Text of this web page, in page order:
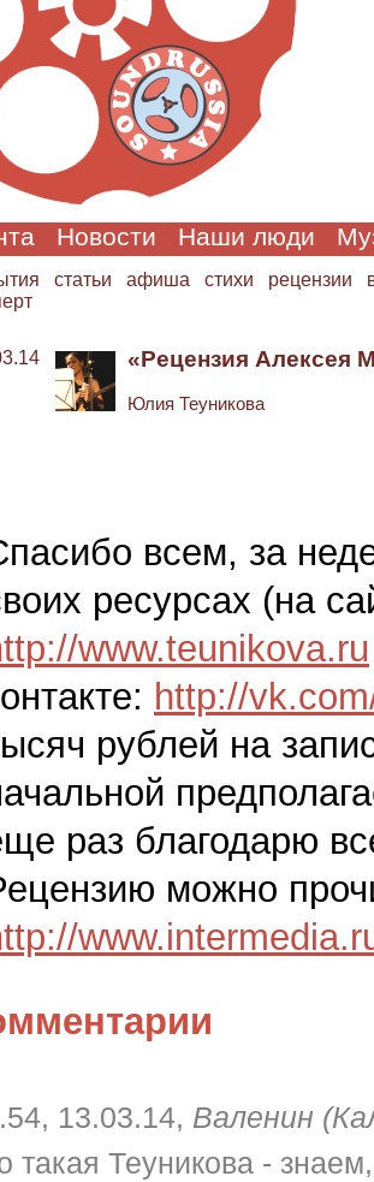
Новости Наши люди
статьи афиша стихи рецензии
«Рецензия Алексея
Юлия Теуникова
всем, за
ресурсах (на
www.teunikova.ru
http://
рублей на
раз благодарю
можно
13.03.14, Валенин
такая Теуникова -